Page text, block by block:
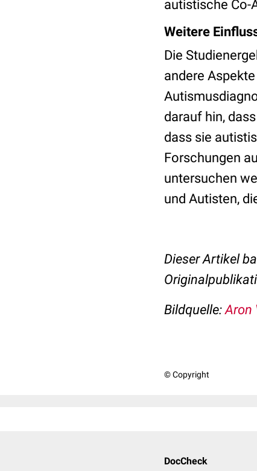
autistische Co-
Weitere
Die
andere
darauf hin,
dass sie
Forschungen
untersuchen
und Autisten,
Dieser Artikel
Bildquelle:Aron
© Copyright
DocCheck